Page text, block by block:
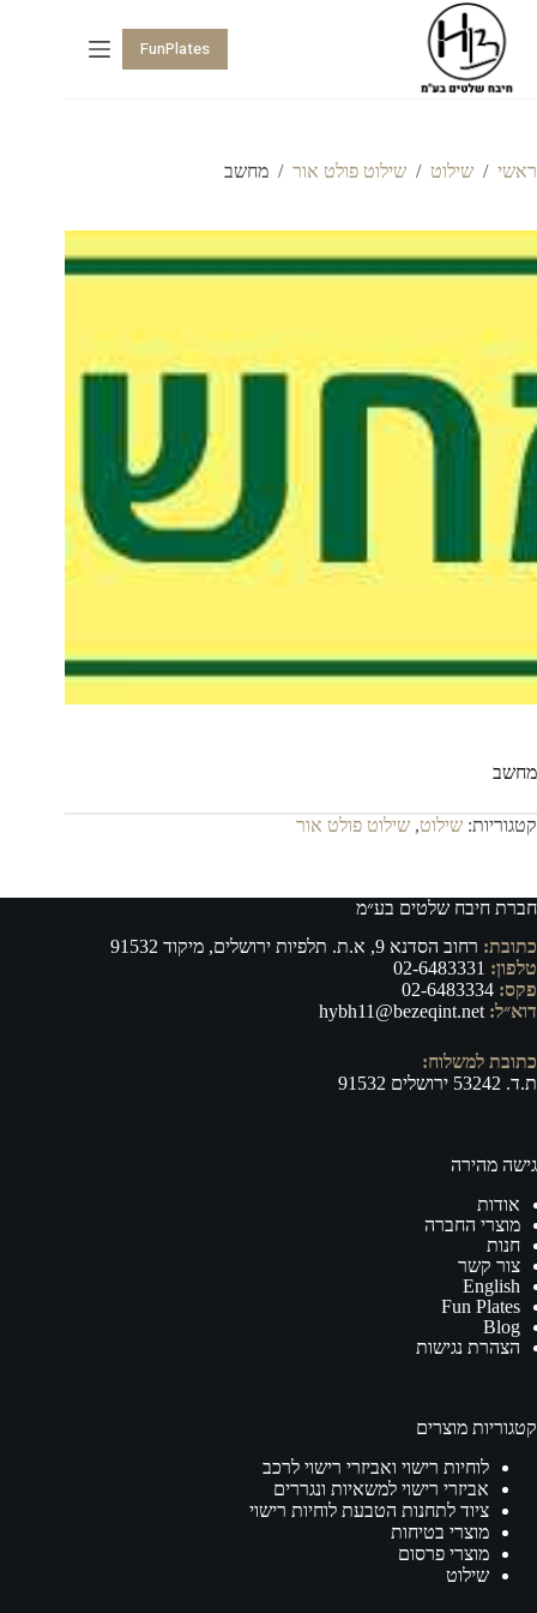
FunPlates
ראשי / שילוט / שילוט פולט אור / מחשב
מחשב
קטגוריות: שילוט, שילוט פולט אור
חברת חיבח שלטים בע״מ
כתובת: רחוב הסדנא 9, א.ת. תלפיות ירושלים, מיקוד 91532
טלפון: 02-6483331
פקס:
דוא״ל: hybh11@bezeqint.net
כתובת למשלוח:
ת.ד. 53242 ירושלים 91532
גישה מהירה
אודות
מוצרי החברה
חנות
צור קשר
English
Fun Plates
Blog
הצהרת נגישות
קטגוריות מוצרים
לוחיות רישוי ואביזרי רישוי לרכב
אביזרי רישוי למשאיות ונגררים
ציוד לתחנות הטבעת לוחיות רישוי
מוצרי בטיחות
מוצרי פרסום
שילוט